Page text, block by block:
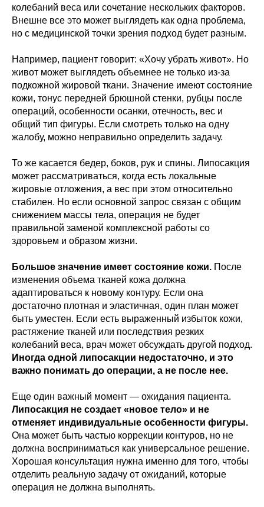
колебаний веса или сочетание нескольких факторов.
Внешне все это может выглядеть как одна проблема,
но с медицинской точки зрения подход будет разным.
Например, пациент говорит: «Хочу убрать живот». Но
живот может выглядеть объемнее не только из-за
подкожной жировой ткани. Значение имеют состояние
кожи, тонус передней брюшной стенки, рубцы после
операций, особенности осанки, отечность, вес и
общий тип фигуры. Если смотреть только на одну
жалобу, можно неправильно определить задачу.
То же касается бедер, боков, рук и спины. Липосакция
может рассматриваться, когда есть локальные
жировые отложения, а вес при этом относительно
стабилен. Но если основной запрос связан с общим
снижением массы тела, операция не будет
правильной заменой комплексной работы со
здоровьем и образом жизни.
Большое значение имеет состояние кожи. После
изменения объема тканей кожа должна
адаптироваться к новому контуру. Если она
достаточно плотная и эластичная, один план может
быть уместен. Если есть выраженный избыток кожи,
растяжение тканей или последствия резких
колебаний веса, врач может обсуждать другой подход.
Иногда одной липосакции недостаточно, и это
важно понимать до операции, а не после нее.
Еще один важный момент — ожидания пациента.
Липосакция не создает «новое тело» и не
отменяет индивидуальные особенности фигуры.
Она может быть частью коррекции контуров, но не
должна восприниматься как универсальное решение.
Хорошая консультация нужна именно для того, чтобы
отделить реальную задачу от ожиданий, которые
операция не должна выполнять.